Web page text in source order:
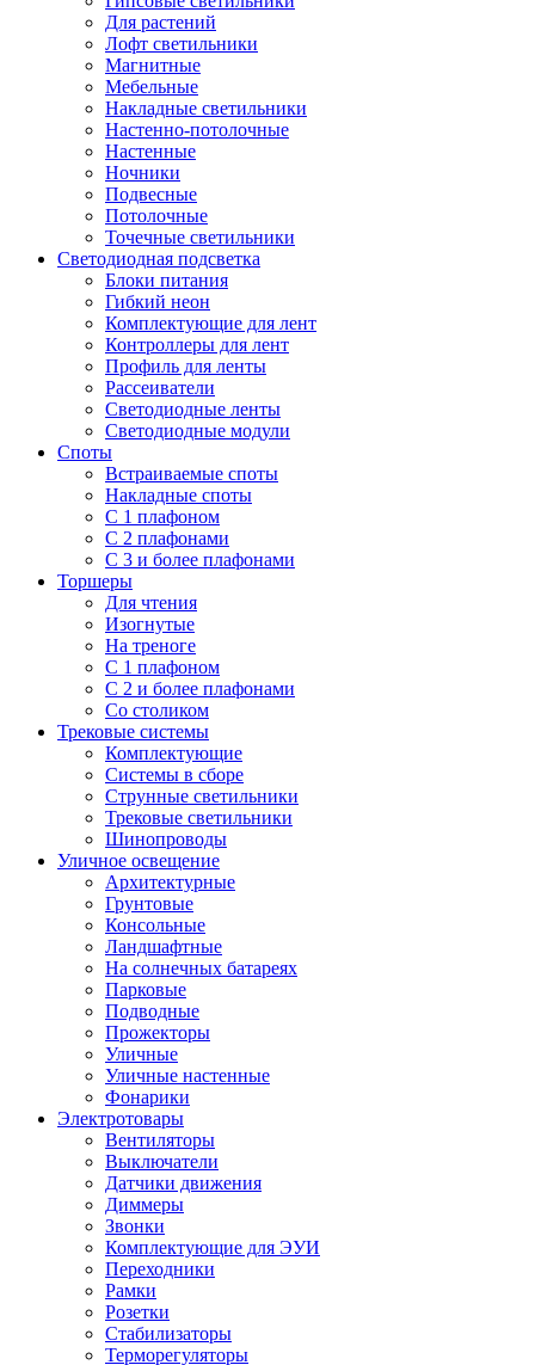
Для растений
Лофт светильники
Магнитные
Мебельные
Накладные светильники
Настенно-потолочные
Настенные
Ночники
Подвесные
Потолочные
Точечные светильники
Светодиодная подсветка
Блоки питания
Гибкий неон
Комплектующие для лент
Контроллеры для лент
Профиль для ленты
Рассеиватели
Светодиодные ленты
Светодиодные модули
Споты
Встраиваемые споты
Накладные споты
С 1 плафоном
С 2 плафонами
С 3 и более плафонами
Торшеры
Для чтения
Изогнутые
На треноге
С 1 плафоном
С 2 и более плафонами
Со столиком
Трековые системы
Комплектующие
Системы в сборе
Струнные светильники
Трековые светильники
Шинопроводы
Уличное освещение
Архитектурные
Грунтовые
Консольные
Ландшафтные
На солнечных батареях
Парковые
Подводные
Прожекторы
Уличные
Уличные настенные
Фонарики
Электротовары
Вентиляторы
Выключатели
Датчики движения
Диммеры
Звонки
Комплектующие для ЭУИ
Переходники
Рамки
Розетки
Стабилизаторы
Терморегуляторы